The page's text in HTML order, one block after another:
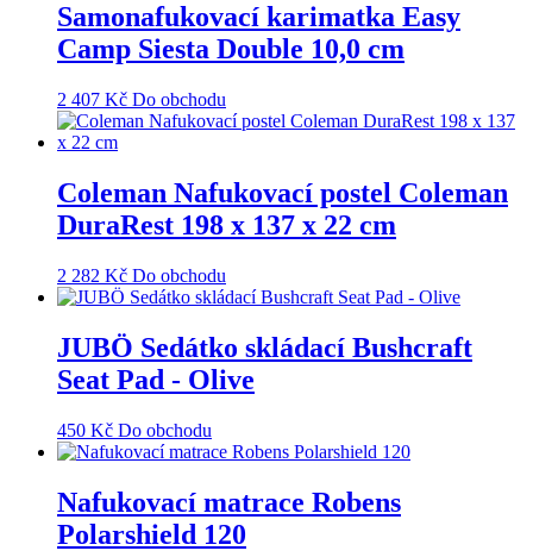
Samonafukovací karimatka Easy
Camp Siesta Double 10,0 cm
2 407 Kč Do obchodu
Coleman Nafukovací postel Coleman
DuraRest 198 x 137 x 22 cm
2 282 Kč Do obchodu
JUBÖ Sedátko skládací Bushcraft
Seat Pad - Olive
450 Kč Do obchodu
Nafukovací matrace Robens
Polarshield 120